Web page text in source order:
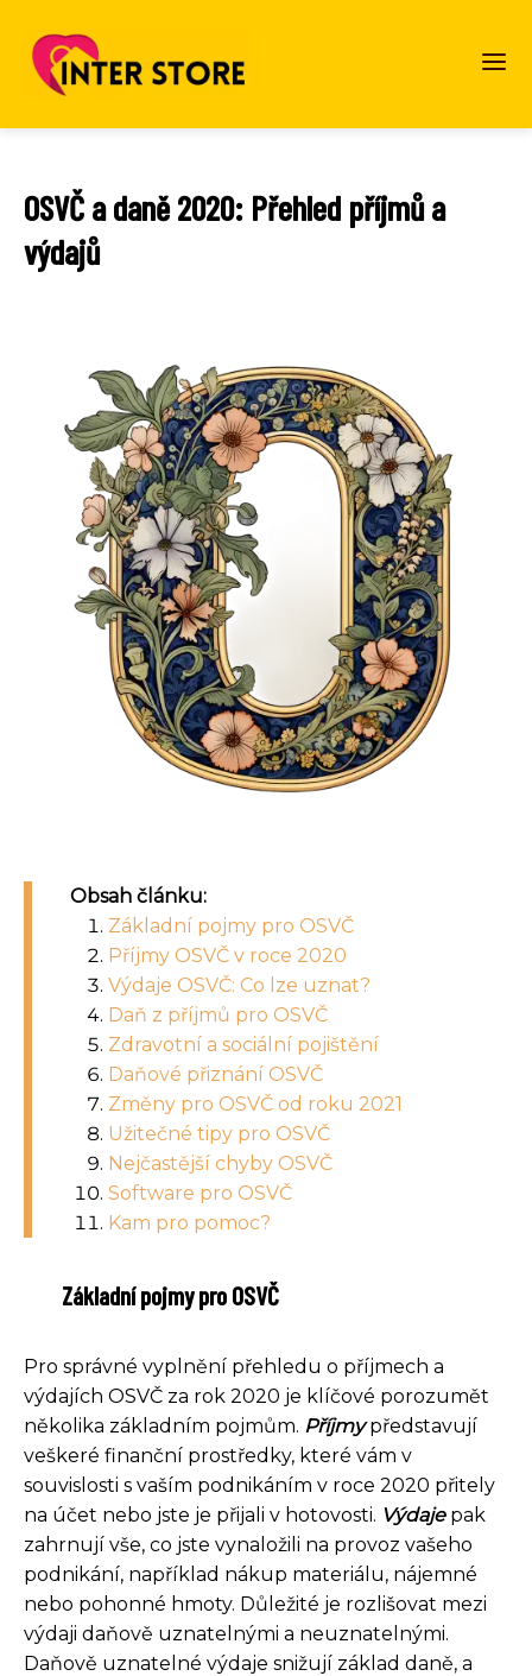
OSVČ a daně 2020: Přehled příjmů a
výdajů
Obsah článku:
Základní pojmy pro OSVČ
Příjmy OSVČ v roce 2020
Výdaje OSVČ: Co lze uznat?
Daň z příjmů pro OSVČ
Zdravotní a sociální pojištění
Daňové přiznání OSVČ
Změny pro OSVČ od roku 2021
Užitečné tipy pro OSVČ
Nejčastější chyby OSVČ
Software pro OSVČ
Kam pro pomoc?
Základní pojmy pro OSVČ
Pro správné vyplnění přehledu o příjmech a
výdajích OSVČ za rok 2020 je klíčové porozumět
několika základním pojmům. Příjmypředstavují
veškeré finanční prostředky, které vám v
souvislosti s vaším podnikáním v roce 2020 přitely
na účet nebo jste je přijali v hotovosti. Výdajepak
zahrnují vše, co jste vynaložili na provoz vašeho
podnikání, například nákup materiálu, nájemné
nebo pohonné hmoty. Důležité je rozlišovat mezi
výdaji daňově uznatelnými a neuznatelnými.
Daňově uznatelné výdaje snižují základ daně, a